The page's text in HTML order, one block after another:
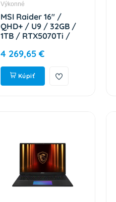
Výkonné
MSI Raider 16" /
QHD+ / U9 / 32GB /
1TB / RTX5070Ti /
4 269,65 €
Kúpiť